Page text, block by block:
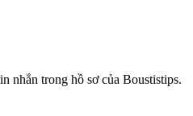
nhắn trong hồ sơ của Boustistips.